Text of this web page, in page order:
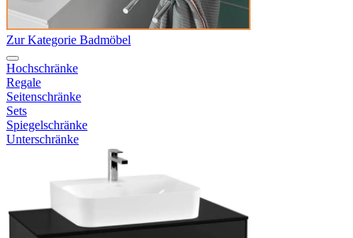
Zur Kategorie Badmöbel
Hochschränke
Regale
Seitenschränke
Sets
Spiegelschränke
Unterschränke